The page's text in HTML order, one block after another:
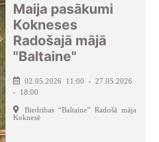
Maija pasākumi
Kokneses
Radošajā mājā
"Baltaine"
02.05.2026 11:00 - 27.05.2026
- 18:00
Biedrības “Baltaine” Radošā māja
Koknesē